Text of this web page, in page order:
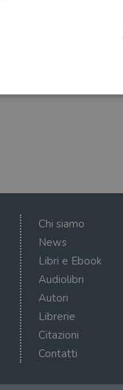
Chi siamo
News
Libri e Ebook
Audiolibri
Autori
Librerie
Citazioni
Contatti
Dominio
Inc.
.illibraio.it
.illibraio.it